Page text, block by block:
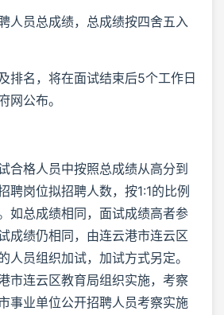
人员总成绩，总成绩按四舍五入
排名，将在面试结束后5个工作日
网公布。
合格人员中按照总成绩从高分到
聘岗位拟招聘人数，按1:1的比例
如总成绩相同，面试成绩高者参
成绩仍相同，由连云港市连云区
人员组织加试，加试方式另定。
市连云区教育局组织实施，考察
事业单位公开招聘人员考察实施